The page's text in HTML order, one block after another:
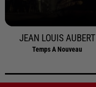
JEAN LOUIS AUBERT
Temps A Nouveau